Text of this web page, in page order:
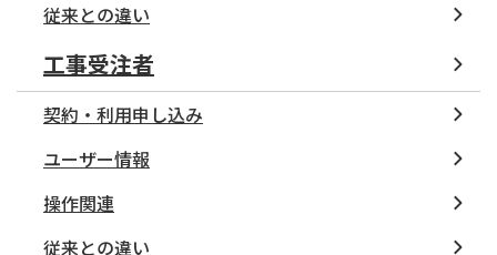
従来との違い
工事受注者
契約・利用申し込み
ユーザー情報
操作関連
従来との違い